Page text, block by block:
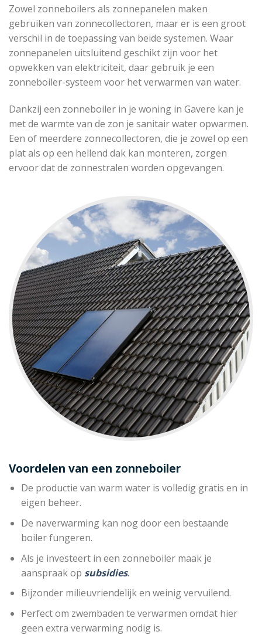
Zowel zonneboilers als zonnepanelen maken
gebruiken van zonnecollectoren, maar er is een groot
verschil in de toepassing van beide systemen. Waar
zonnepanelen uitsluitend geschikt zijn voor het
opwekken van elektriciteit, daar gebruik je een
zonneboiler-systeem voor het verwarmen van water.
Dankzij een zonneboiler in je woning in Gavere kan je
met de warmte van de zon je sanitair water opwarmen.
Een of meerdere zonnecollectoren, die je zowel op een
plat als op een hellend dak kan monteren, zorgen
ervoor dat de zonnestralen worden opgevangen.
Voordelen van een zonneboiler
De productie van warm water is volledig gratis en in
eigen beheer.
De naverwarming kan nog door een bestaande
boiler fungeren.
Als je investeert in een zonneboiler maak je
aanspraak op subsidies.
Bijzonder milieuvriendelijk en weinig vervuilend.
Perfect om zwembaden te verwarmen omdat hier
geen extra verwarming nodig is.